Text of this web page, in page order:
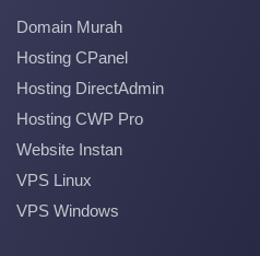
Domain Murah
Hosting CPanel
Hosting DirectAdmin
Hosting CWP Pro
Website Instan
VPS Linux
VPS Windows